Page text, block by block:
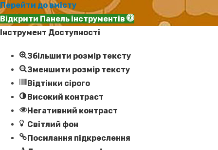
Перейти до вмісту
Відкрити Панель інструментів
Інструмент Доступності
Збільшити розмір тексту
Зменшити розмір тексту
Відтінки сірого
Високий контраст
Негативний контраст
Світлий фон
Посилання підкреслення